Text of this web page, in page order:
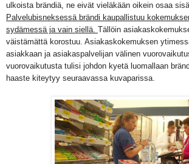
ulkoista brändiä, ne eivät vieläkään oikein osaa
Palvelubisneksessä brändi kaupallistuu
sydämessä ja vain siellä. Tällöin
väistämättä korostuu. Asiakaskokemuksen
asiakkaan ja asiakaspalvelijan välinen
vuorovaikutusta tulisi johdon kyetä luomallaan
haaste kiteytyy seuraavassa kuvaparissa.